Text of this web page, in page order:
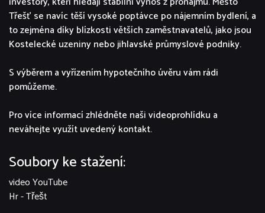
Třešť se navíc těší vysoké poptávce po nájemním bydlení, a
to zejména díky blízkosti větších zaměstnavatelů, jako jsou
Kostelecké uzeniny nebo jihlavské průmyslové podniky.
S výběrem a vyřízením hypotečního úvěru vám rádi
pomůžeme.
Pro více informací zhlédněte naši videoprohlídku a
neváhejte využít uvedený kontakt.
Soubory ke stažení:
video YouTube
Hr - Třešt